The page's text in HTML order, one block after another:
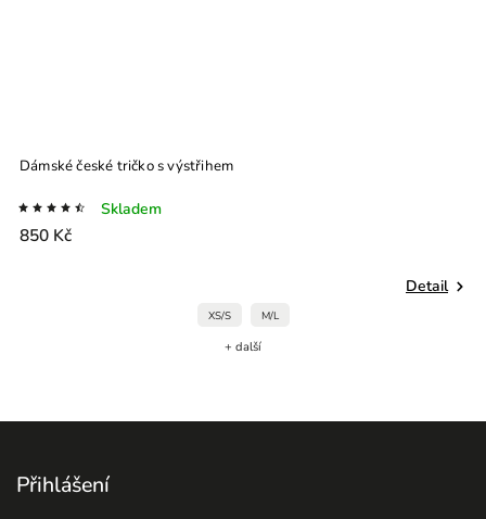
Dámské české tričko s výstřihem
Skladem
850 Kč
Detail
XS/S M/L
+ další
Přihlášení